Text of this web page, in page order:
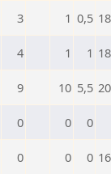
3 1 0,5
4 1 1
9 10 5,5
0 0 0
0 0 0